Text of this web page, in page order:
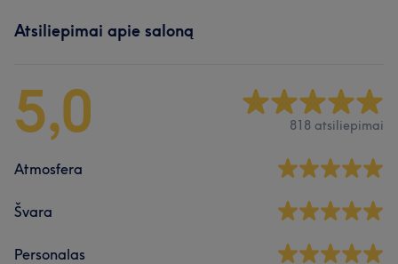
Atsiliepimai apie saloną
5,0 818 atsiliepimai
Atmosfera
Švara
Personalas